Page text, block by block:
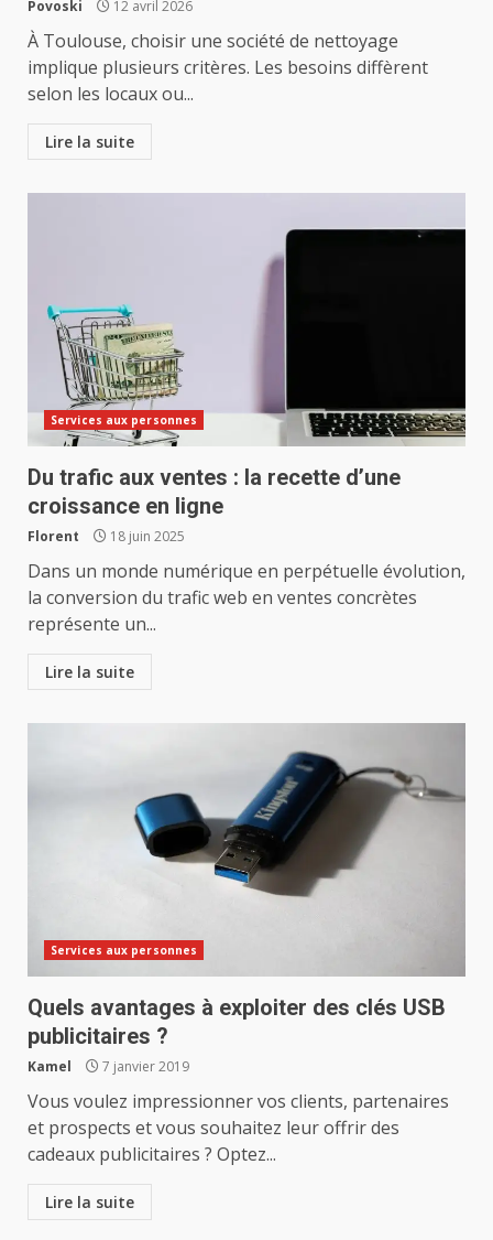
Povoski 12 avril 2026
À Toulouse, choisir une société de nettoyage
implique plusieurs critères. Les besoins diffèrent
selon les locaux ou...
Lire la suite
Services aux personnes
Du trafic aux ventes : la recette d’une
croissance en ligne
Florent 18 juin 2025
Dans un monde numérique en perpétuelle évolution,
la conversion du trafic web en ventes concrètes
représente un...
Lire la suite
Services aux personnes
Quels avantages à exploiter des clés USB
publicitaires ?
Kamel 7 janvier 2019
Vous voulez impressionner vos clients, partenaires
et prospects et vous souhaitez leur offrir des
cadeaux publicitaires ? Optez...
Lire la suite